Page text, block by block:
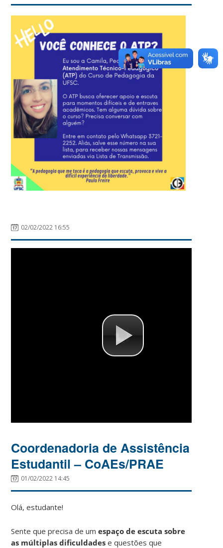
02/02/2022 16:55
Coordenadoria de Assistência
Estudantil – CoAEs/PRAE
01/02/2022 14:45
Olá, estudante!
Sente que precisa de umespaço de escuta sobre
as múltiplas dificuldades e questões que